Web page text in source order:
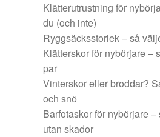
Klätterutrustning för
du (och inte)
Ryggsäcksstorlek – så
Klätterskor för nybörjare –
par
Vinterskor eller broddar?
och snö
Barfotaskor för nybörjare
utan skador